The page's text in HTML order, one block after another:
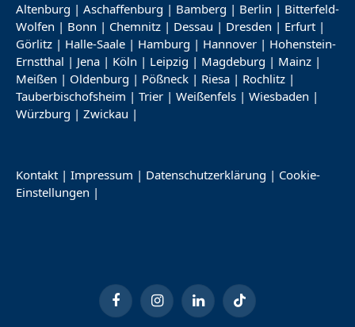
Altenburg | Aschaffenburg | Bamberg | Berlin | Bitterfeld-
Wolfen | Bonn | Chemnitz | Dessau | Dresden | Erfurt |
Görlitz | Halle-Saale | Hamburg | Hannover | Hohenstein-
Ernstthal | Jena | Köln | Leipzig | Magdeburg | Mainz |
Meißen | Oldenburg | Pößneck | Riesa | Rochlitz |
Tauberbischofsheim | Trier | Weißenfels | Wiesbaden |
Würzburg | Zwickau |
Kontakt | Impressum | Datenschutzerklärung | Cookie-
Einstellungen |
FacebookInstagramLinkedInTikTok